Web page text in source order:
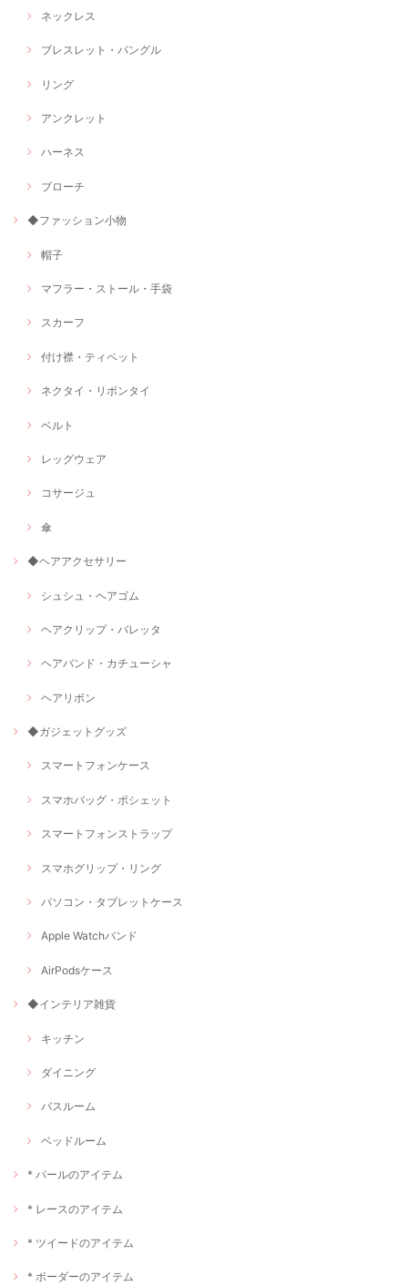
ネックレス
ブレスレット・バングル
リング
アンクレット
ハーネス
ブローチ
◆ファッション小物
帽子
マフラー・ストール・手袋
スカーフ
付け襟・ティペット
ネクタイ・リボンタイ
ベルト
レッグウェア
コサージュ
傘
◆ヘアアクセサリー
シュシュ・ヘアゴム
ヘアクリップ・バレッタ
ヘアバンド・カチューシャ
ヘアリボン
◆ガジェットグッズ
スマートフォンケース
スマホバッグ・ポシェット
スマートフォンストラップ
スマホグリップ・リング
パソコン・タブレットケース
Apple Watchバンド
AirPodsケース
◆インテリア雑貨
キッチン
ダイニング
バスルーム
ベッドルーム
* パールのアイテム
* レースのアイテム
* ツイードのアイテム
* ボーダーのアイテム